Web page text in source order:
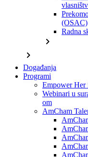
(OSAC)
Radna
chevron_right
chevron_right
Događanja
Programi
Empower Her
Webinari u
om
AmCham